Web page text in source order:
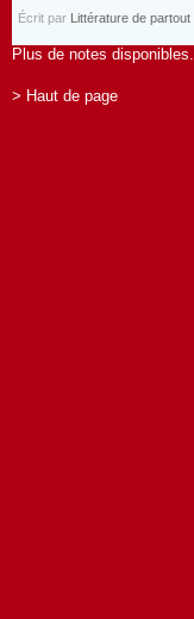
Écrit par Littérature de partout
Plus de notes disponibles.
> Haut de page